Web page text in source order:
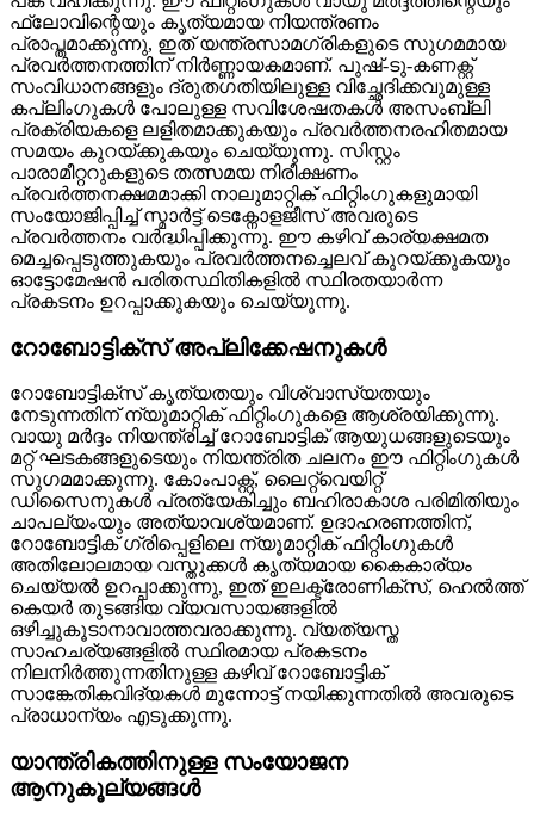
ഫ്ലോവിന്റെയും കൃത്യമായ നിയന്ത്രണം
പ്രാപ്തമാക്കുന്നു, ഇത് യന്ത്രസാമഗ്രികളുടെ സുഗമമായ
പ്രവർത്തനത്തിന് നിർണ്ണായകമാണ്. പുഷ്-ടു-കണക്റ്റ്
സംവിധാനങ്ങളും ദ്രുതഗതിയിലുള്ള വിച്ഛേദിക്കവുമുള്ള
കപ്ലിംഗുകൾ പോലുള്ള സവിശേഷതകൾ അസംബ്ലി
പ്രക്രിയകളെ ലളിതമാക്കുകയും പ്രവർത്തനരഹിതമായ
സമയം കുറയ്ക്കുകയും ചെയ്യുന്നു. സിസ്റ്റം
പാരാമീറ്ററുകളുടെ തത്സമയ നിരീക്ഷണം
പ്രവർത്തനക്ഷമമാക്കി നാലുമാറ്റിക് ഫിറ്റിംഗുകളുമായി
സംയോജിപ്പിച്ച് സ്മാർട്ട് ടെക്നോളജീസ് അവരുടെ
പ്രവർത്തനം വർദ്ധിപ്പിക്കുന്നു. ഈ കഴിവ് കാര്യക്ഷമത
മെച്ചപ്പെടുത്തുകയും പ്രവർത്തനച്ചെലവ് കുറയ്ക്കുകയും
ഓട്ടോമേഷൻ പരിതസ്ഥിതികളിൽ സ്ഥിരതയാർന്ന
പ്രകടനം ഉറപ്പാക്കുകയും ചെയ്യുന്നു.
റോബോട്ടിക്സ് അപ്ലിക്കേഷനുകൾ
റോബോട്ടിക്സ് കൃത്യതയും വിശ്വാസ്യതയും
നേടുന്നതിന് ന്യൂമാറ്റിക് ഫിറ്റിംഗുകളെ ആശ്രയിക്കുന്നു.
വായു മർദ്ദം നിയന്ത്രിച്ച് റോബോട്ടിക് ആയുധങ്ങളുടെയും
മറ്റ് ഘടകങ്ങളുടെയും നിയന്ത്രിത ചലനം ഈ ഫിറ്റിംഗുകൾ
സുഗമമാക്കുന്നു. കോംപാക്റ്റ്, ലൈറ്റ്വെയിറ്റ്
ഡിസൈനുകൾ പ്രത്യേകിച്ചും ബഹിരാകാശ പരിമിതിയും
ചാപല്യംയും അത്യാവശ്യമാണ്. ഉദാഹരണത്തിന്,
റോബോട്ടിക് ഗ്രിപ്പെളിലെ ന്യൂമാറ്റിക് ഫിറ്റിംഗുകൾ
അതിലോലമായ വസ്തുക്കൾ കൃത്യമായ കൈകാര്യം
ചെയ്യൽ ഉറപ്പാക്കുന്നു, ഇത് ഇലക്ട്രോണിക്സ്, ഹെൽത്ത്
കെയർ തുടങ്ങിയ വ്യവസായങ്ങളിൽ
ഒഴിച്ചുകൂടാനാവാത്തവരാക്കുന്നു. വ്യത്യസ്ത
സാഹചര്യങ്ങളിൽ സ്ഥിരമായ പ്രകടനം
നിലനിർത്തുന്നതിനുള്ള കഴിവ് റോബോട്ടിക്
സാങ്കേതികവിദ്യകൾ മുന്നോട്ട് നയിക്കുന്നതിൽ അവരുടെ
പ്രാധാന്യം എടുക്കുന്നു.
യാന്ത്രികത്തിനുള്ള സംയോജന
ആനുകൂല്യങ്ങൾ